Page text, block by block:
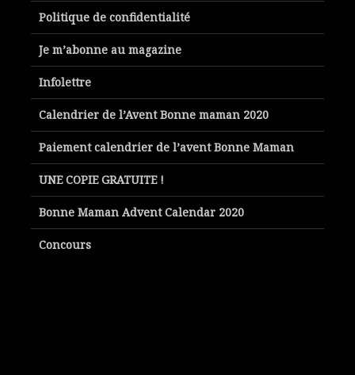
Politique de confidentialité
Je m’abonne au magazine
Infolettre
Calendrier de l’Avent Bonne maman 2020
Paiement calendrier de l’avent Bonne Maman
UNE COPIE GRATUITE !
Bonne Maman Advent Calendar 2020
Concours